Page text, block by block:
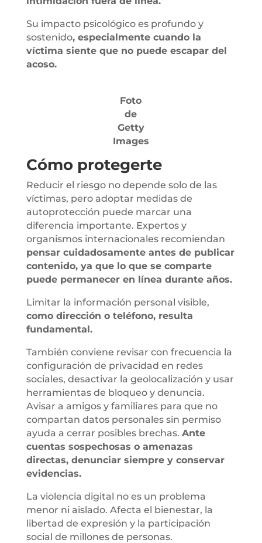
Su impacto psicológico es profundo y
sostenido, especialmente cuando la
víctima siente que no puede escapar del
acoso.
Foto
de
Getty
Images
Cómo protegerte
Reducir el riesgo no depende solo de las
víctimas, pero adoptar medidas de
autoprotección puede marcar una
diferencia importante. Expertos y
organismos internacionales recomiendan
pensar cuidadosamente antes de publicar
contenido, ya que lo que se comparte
puede permanecer en línea durante años.
Limitar la información personal visible,
como dirección o teléfono, resulta
fundamental.
También conviene revisar con frecuencia la
configuración de privacidad en redes
sociales, desactivar la geolocalización y usar
herramientas de bloqueo y denuncia.
Avisar a amigos y familiares para que no
compartan datos personales sin permiso
ayuda a cerrar posibles brechas. Ante
cuentas sospechosas o amenazas
directas, denunciar siempre y conservar
evidencias.
La violencia digital no es un problema
menor ni aislado. Afecta el bienestar, la
libertad de expresión y la participación
social de millones de personas.